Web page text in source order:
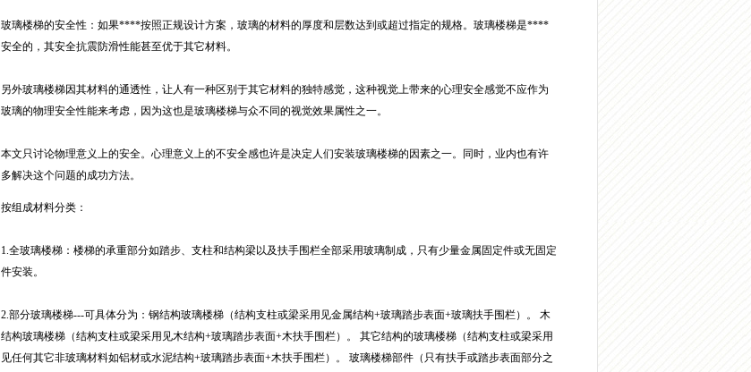
玻璃楼梯的安全性：如果****按照正规设计方案，玻璃的材料的厚度和层数达到或超过指定的规格。玻璃楼梯是****
安全的，其安全抗震防滑性能甚至优于其它材料。
另外玻璃楼梯因其材料的通透性，让人有一种区别于其它材料的独特感觉，这种视觉上带来的心理安全感觉不应作为
玻璃的物理安全性能来考虑，因为这也是玻璃楼梯与众不同的视觉效果属性之一。
本文只讨论物理意义上的安全。心理意义上的不安全感也许是决定人们安装玻璃楼梯的因素之一。同时，业内也有许
多解决这个问题的成功方法。
按组成材料分类：
1.全玻璃楼梯：楼梯的承重部分如踏步、支柱和结构梁以及扶手围栏全部采用玻璃制成，只有少量金属固定件或无固定
件安装。
2.部分玻璃楼梯---可具体分为：钢结构玻璃楼梯（结构支柱或梁采用见金属结构+玻璃踏步表面+玻璃扶手围栏）。 木
结构玻璃楼梯（结构支柱或梁采用见木结构+玻璃踏步表面+木扶手围栏）。 其它结构的玻璃楼梯（结构支柱或梁采用
见任何其它非玻璃材料如铝材或水泥结构+玻璃踏步表面+木扶手围栏）。 玻璃楼梯部件（只有扶手或踏步表面部分之